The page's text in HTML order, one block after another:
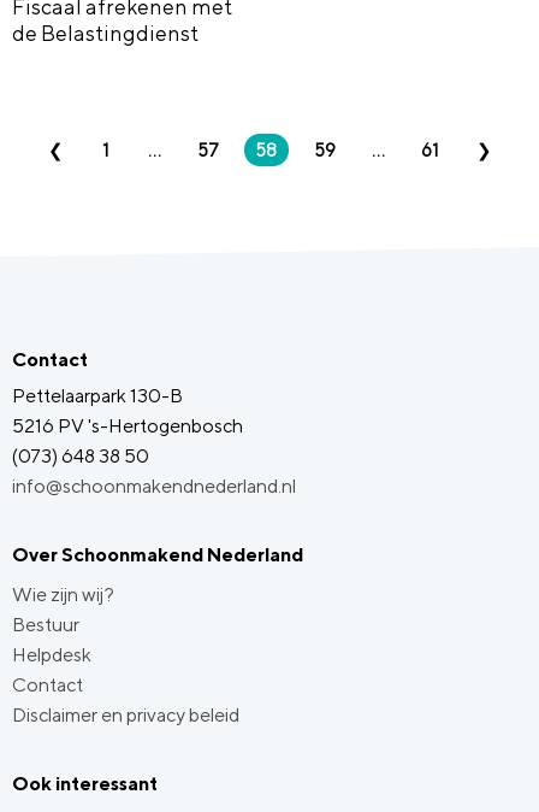
Fiscaal afrekenen met
de Belastingdienst
1 ... 57 58 59 ... 61
Contact
Pettelaarpark 130-B
5216 PV 's-Hertogenbosch
(073) 648 38 50
info@schoonmakendnederland.nl
Over Schoonmakend Nederland
Wie zijn wij?
Bestuur
Helpdesk
Contact
Disclaimer en privacy beleid
Ook interessant